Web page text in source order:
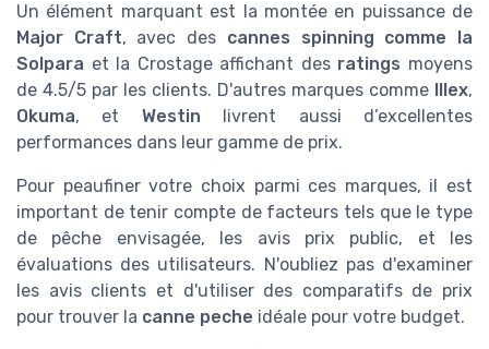
Un élément marquant est la montée en puissance de
Major Craft, avec des cannes spinning comme la
Solpara et la Crostage affichant des ratings moyens
de 4.5/5 par les clients. D'autres marques comme Illex,
Okuma, et Westin livrent aussi d’excellentes
performances dans leur gamme de prix.
Pour peaufiner votre choix parmi ces marques, il est
important de tenir compte de facteurs tels que le type
de pêche envisagée, les avis prix public, et les
évaluations des utilisateurs. N'oubliez pas d'examiner
les avis clients et d'utiliser des comparatifs de prix
pour trouver la canne peche idéale pour votre budget.